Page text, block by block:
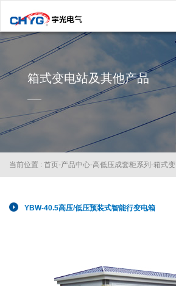
箱式变电站及其他产品
当前位置 : 首页-产品中心-高低压成套柜系列 -箱式
YBW-40.5高压/低压预装式智能行变电箱